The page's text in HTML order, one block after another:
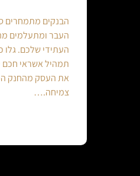
הבנקים מתמחרים
העבר ומתעלמים
העתידי שלכם. גלו
תמהיל אשראי חכם
את העסק מהחנק
צמיחה.…